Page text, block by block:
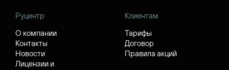
Руцентр
О компании
Контакты
Новости
Лицензии и
Клиентам
Тарифы
Договор
Правила акций